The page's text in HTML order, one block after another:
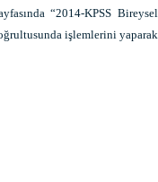
“2014-KPSS Bireysel
işlemlerini yaparak